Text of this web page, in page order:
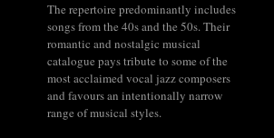
The repertoire predominantly includes
songs from the 40s and the 50s. Their
romantic and nostalgic musical
catalogue pays tribute to some of the
most acclaimed vocal jazz composers
and favours an intentionally narrow
range of musical styles.